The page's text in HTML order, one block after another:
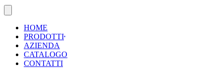
HOME
PRODOTTI
AZIENDA
CATALOGO
CONTATTI